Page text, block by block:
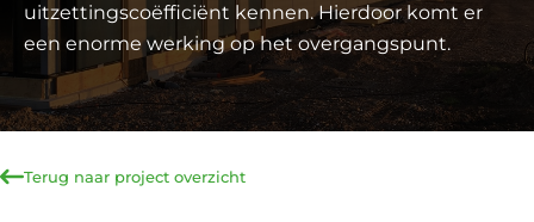
uitzettingscoëfficiënt kennen. Hierdoor komt er
een enorme werking op het overgangspunt.
Terug naar project overzicht